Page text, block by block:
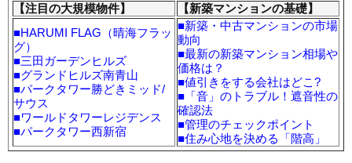
【注目の大規模物件】
【新築マンションの基礎】
■HARUMI FLAG（晴海フラッ
グ）
■三田ガーデンヒルズ
■グランドヒルズ南青山
■パークタワー勝どきミッド/
サウス
■ワールドタワーレジデンス
■パークタワー西新宿
■新築・中古マンションの市場
動向
■最新の新築マンション相場や
価格は？
■値引きをする会社はどこ?
■ 「音」のトラブル！遮音性の
確認法
■管理のチェックポイント
■住み心地を決める「階高」